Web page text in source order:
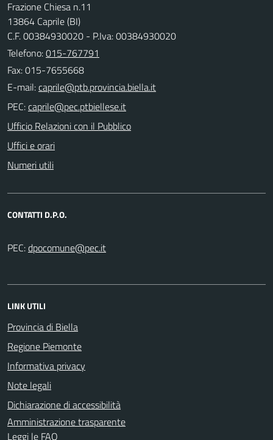
Frazione Chiesa n.11
13864 Caprile (BI)
C.F. 00384930020 - P.Iva: 00384930020
Telefono:015-767791
Fax: 015-7655668
E-mail:
PEC:
Ufficio Relazioni con il Pubblico
Uffici e orari
Numeri utili
CONTATTI D.P.O.
PEC:
LINK UTILI
Provincia di Biella
Regione Piemonte
Informativa privacy
Note legali
Dichiarazione di accessibilità
Amministrazione trasparente
Leggi le FAQ